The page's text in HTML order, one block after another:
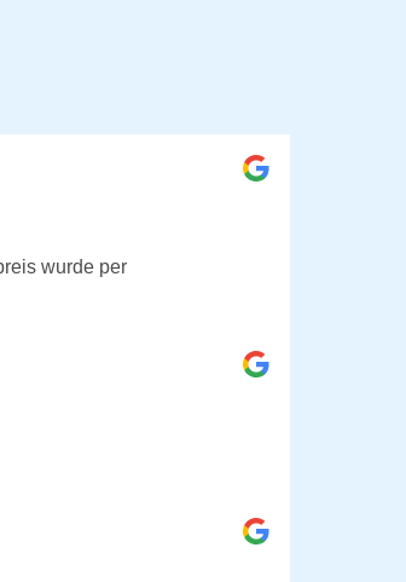
wurde per